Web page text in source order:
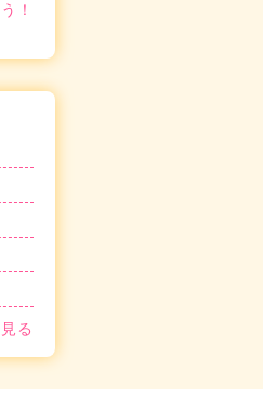
！
る